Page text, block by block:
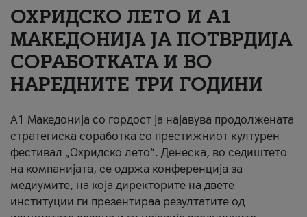
#ПодобарОнлајн
ОХРИДСКО ЛЕТО И A1
МАКЕДОНИЈА ЈА ПОТВРДИЈА
СОРАБОТКАТА И ВО
НАРЕДНИТЕ ТРИ ГОДИНИ
A1 Македонија со гордост ја најавува продолжената
стратегиска соработка со престижниот културен
фестивал „Охридско лето“. Денеска, во седиштето
на компанијата, се одржа конференција за
медиумите, на која директорите на двете
институции ги презентираа резултатите од